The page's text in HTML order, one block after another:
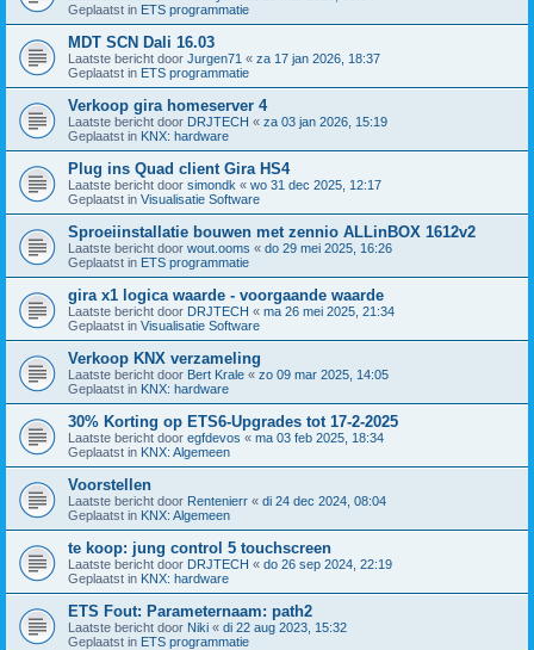
Geplaatst in ETS programmatie
MDT SCN Dali 16.03
Laatste bericht door Jurgen71 « za 17 jan 2026, 18:37
Geplaatst in ETS programmatie
Verkoop gira homeserver 4
Laatste bericht door DRJTECH « za 03 jan 2026, 15:19
Geplaatst in KNX: hardware
Plug ins Quad client Gira HS4
Laatste bericht door simondk « wo 31 dec 2025, 12:17
Geplaatst in Visualisatie Software
Sproeiinstallatie bouwen met zennio ALLinBOX 1612v2
Laatste bericht door wout.ooms « do 29 mei 2025, 16:26
Geplaatst in ETS programmatie
gira x1 logica waarde - voorgaande waarde
Laatste bericht door DRJTECH « ma 26 mei 2025, 21:34
Geplaatst in Visualisatie Software
Verkoop KNX verzameling
Laatste bericht door Bert Krale « zo 09 mar 2025, 14:05
Geplaatst in KNX: hardware
30% Korting op ETS6-Upgrades tot 17-2-2025
Laatste bericht door egfdevos « ma 03 feb 2025, 18:34
Geplaatst in KNX: Algemeen
Voorstellen
Laatste bericht door Rentenierr « di 24 dec 2024, 08:04
Geplaatst in KNX: Algemeen
te koop: jung control 5 touchscreen
Laatste bericht door DRJTECH « do 26 sep 2024, 22:19
Geplaatst in KNX: hardware
ETS Fout: Parameternaam: path2
Laatste bericht door Niki « di 22 aug 2023, 15:32
Geplaatst in ETS programmatie